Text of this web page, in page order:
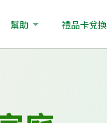
幫助 禮品卡兌換